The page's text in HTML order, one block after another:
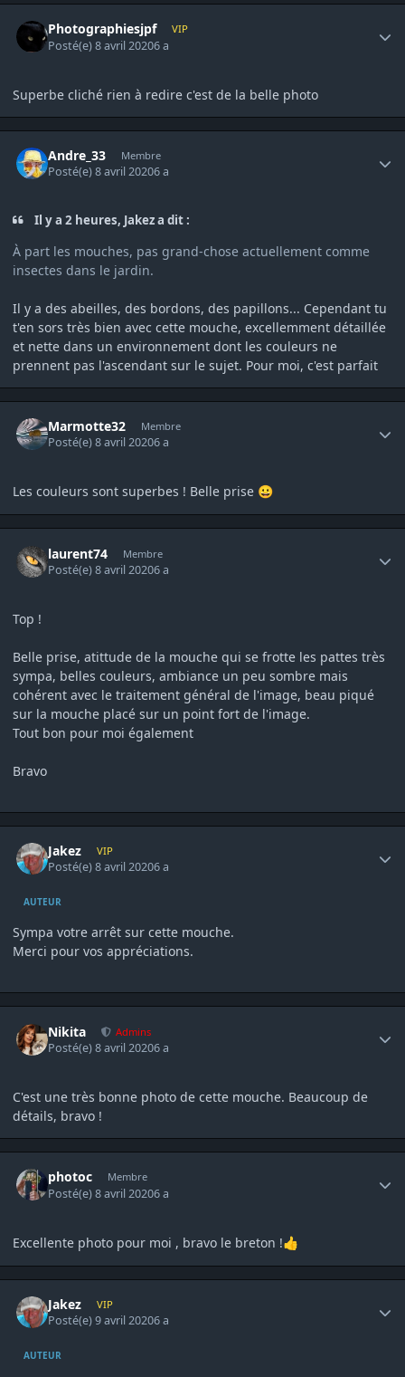
Photographiesjpf VIP
Posté(e)8 avril 20206 a
Superbe cliché rien à redire c'est de la belle photo
Andre_33 Membre
Posté(e)8 avril 20206 a
Il y a 2 heures, Jakez a dit :
À part les mouches, pas grand-chose actuellement comme
insectes dans le jardin.
Il y a des abeilles, des bordons, des papillons... Cependant tu
t'en sors très bien avec cette mouche, excellemment détaillée
et nette dans un environnement dont les couleurs ne
prennent pas l'ascendant sur le sujet. Pour moi, c'est parfait
Marmotte32 Membre
Posté(e)8 avril 20206 a
Les couleurs sont superbes ! Belle prise 😀
laurent74 Membre
Posté(e)8 avril 20206 a
Top !
Belle prise, atittude de la mouche qui se frotte les pattes très
sympa, belles couleurs, ambiance un peu sombre mais
cohérent avec le traitement général de l'image, beau piqué
sur la mouche placé sur un point fort de l'image.
Tout bon pour moi également
Bravo
Jakez VIP
Posté(e)8 avril 20206 a
AUTEUR
Sympa votre arrêt sur cette mouche.
Merci pour vos appréciations.
Nikita Admins
Posté(e)8 avril 20206 a
C'est une très bonne photo de cette mouche. Beaucoup de
détails, bravo !
photoc Membre
Posté(e)8 avril 20206 a
Excellente photo pour moi , bravo le breton !👍
Jakez VIP
Posté(e)9 avril 20206 a
AUTEUR